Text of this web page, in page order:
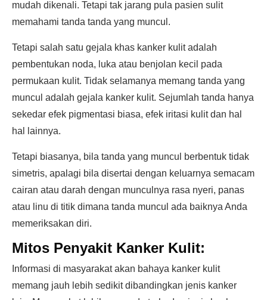
mudah dikenali. Tetapi tak jarang pula pasien sulit
memahami tanda tanda yang muncul.
Tetapi salah satu gejala khas kanker kulit adalah
pembentukan noda, luka atau benjolan kecil pada
permukaan kulit. Tidak selamanya memang tanda yang
muncul adalah gejala kanker kulit. Sejumlah tanda hanya
sekedar efek pigmentasi biasa, efek iritasi kulit dan hal
hal lainnya.
Tetapi biasanya, bila tanda yang muncul berbentuk tidak
simetris, apalagi bila disertai dengan keluarnya semacam
cairan atau darah dengan munculnya rasa nyeri, panas
atau linu di titik dimana tanda muncul ada baiknya Anda
memeriksakan diri.
Mitos Penyakit Kanker Kulit:
Informasi di masyarakat akan bahaya kanker kulit
memang jauh lebih sedikit dibandingkan jenis kanker